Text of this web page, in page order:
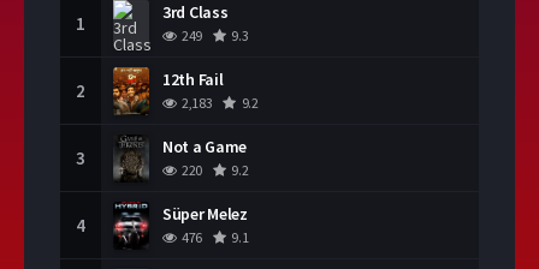
1 3rd Class
249 9.3
2 12th Fail
2,183 9.2
3 Not a Game
220 9.2
4 Süper Melez
476 9.1